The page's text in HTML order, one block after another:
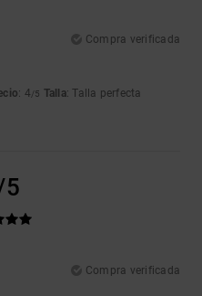
Compra verificada
: 4/5 Talla: Talla perfecta
Compra verificada